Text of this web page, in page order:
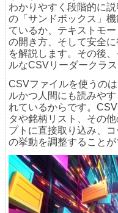
わかりやすく段階的に
の「サンドボックス」
ているか、テキストモ
の開き方、そして安全
を解説します。その後
ルなCSVリーダークラ
CSVファイルを使うの
ルかつ人間にも読みや
れているからです。
タや銘柄リスト、その
プトに直接取り込み、
の挙動を調整することが